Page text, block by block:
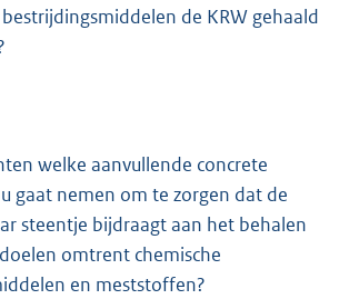
de KRW gehaald
welke aanvullende concrete
gaat nemen om te zorgen dat de
steentje bijdraagt aan het behalen
omtrent chemische
en meststoffen?